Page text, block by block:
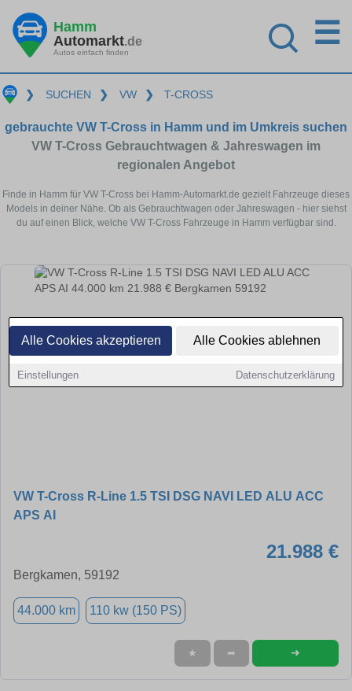
Alle Cookies akzeptieren Alle Cookies ablehnen
Einstellungen Datenschutzerklärung
Hamm
Automarkt.de
Autos einfach finden
☰
❯ SUCHEN ❯ VW ❯ T-CROSS
gebrauchte VW T-Cross in Hamm und im Umkreis suchen
VW T-Cross Gebrauchtwagen & Jahreswagen im
regionalen Angebot
Finde in Hamm für VW T-Cross bei Hamm-Automarkt.de gezielt Fahrzeuge dieses
Models in deiner Nähe. Ob als Gebrauchtwagen oder Jahreswagen - hier siehst
du auf einen Blick, welche VW T-Cross Fahrzeuge in Hamm verfügbar sind.
VW T-Cross R-Line 1.5 TSI DSG NAVI LED ALU ACC
APS AI
21.988 €
Bergkamen, 59192
44.000 km 110 kw (150 PS)
★ ➦ ➜